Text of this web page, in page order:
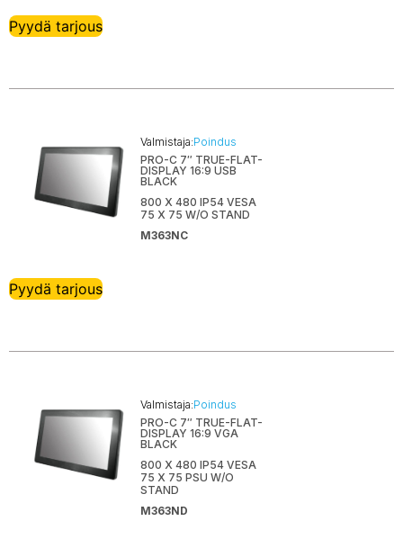
Pyydä tarjous
Valmistaja:Poindus
PRO-C 7″ TRUE-FLAT-
DISPLAY 16:9 USB
BLACK
800 X 480 IP54 VESA
75 X 75 W/O STAND
M363NC
Pyydä tarjous
Valmistaja:Poindus
PRO-C 7″ TRUE-FLAT-
DISPLAY 16:9 VGA
BLACK
800 X 480 IP54 VESA
75 X 75 PSU W/O
STAND
M363ND